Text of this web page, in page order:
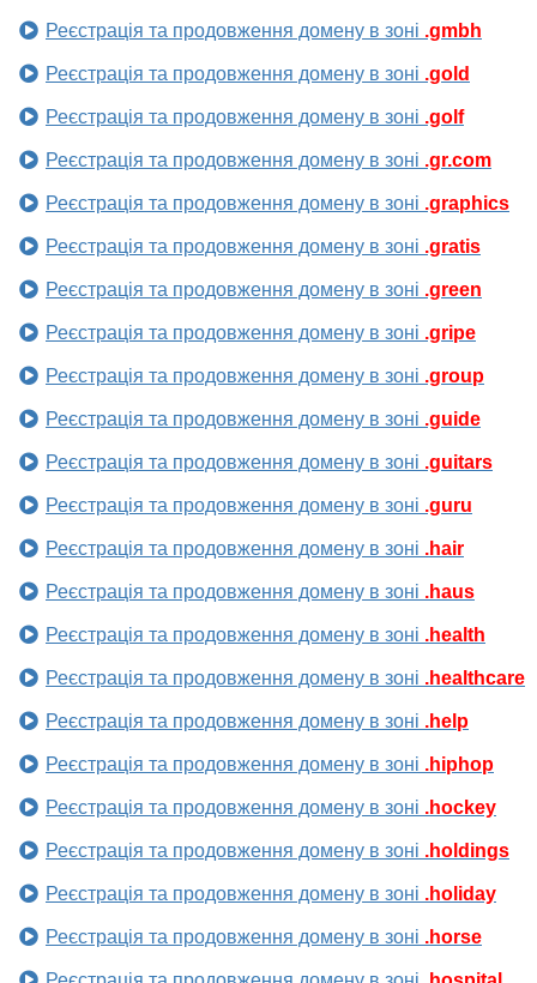
Реєстрація та продовження домену в зоні .gmbh
Реєстрація та продовження домену в зоні .gold
Реєстрація та продовження домену в зоні .golf
Реєстрація та продовження домену в зоні .gr.com
Реєстрація та продовження домену в зоні .graphics
Реєстрація та продовження домену в зоні .gratis
Реєстрація та продовження домену в зоні .green
Реєстрація та продовження домену в зоні .gripe
Реєстрація та продовження домену в зоні .group
Реєстрація та продовження домену в зоні .guide
Реєстрація та продовження домену в зоні .guitars
Реєстрація та продовження домену в зоні .guru
Реєстрація та продовження домену в зоні .hair
Реєстрація та продовження домену в зоні .haus
Реєстрація та продовження домену в зоні .health
Реєстрація та продовження домену в зоні .healthcare
Реєстрація та продовження домену в зоні .help
Реєстрація та продовження домену в зоні .hiphop
Реєстрація та продовження домену в зоні .hockey
Реєстрація та продовження домену в зоні .holdings
Реєстрація та продовження домену в зоні .holiday
Реєстрація та продовження домену в зоні .horse